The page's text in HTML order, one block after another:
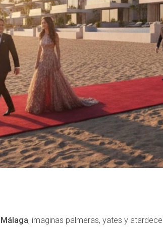
, imaginas palmeras, yates y